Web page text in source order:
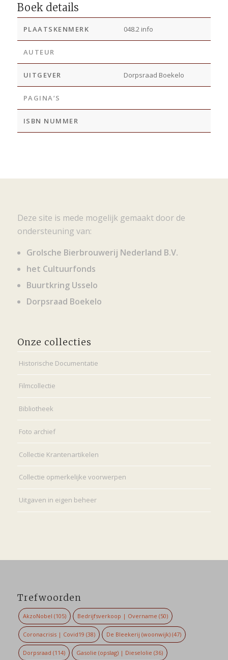
Boek details
PLAATSKENMERK 048.2 info
AUTEUR
UITGEVER Dorpsraad Boekelo
PAGINA’S
ISBN NUMMER
Deze site is mede mogelijk gemaakt door de
ondersteuning van:
Grolsche Bierbrouwerij Nederland B.V.
het Cultuurfonds
Buurtkring Usselo
Dorpsraad Boekelo
Onze collecties
Historische Documentatie
Filmcollectie
Bibliotheek
Foto archief
Collectie Krantenartikelen
Collectie opmerkelijke voorwerpen
Uitgaven in eigen beheer
Trefwoorden
AkzoNobel (105) Bedrijfsverkoop | Overname (50)
Coronacrisis | Covid19 (38) De Bleekerij (woonwijk) (47)
Dorpsraad (114) Gasolie (opslag) | Dieselolie (36)